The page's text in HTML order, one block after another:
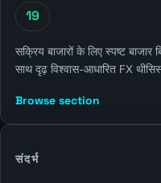
19
सक्रिय बाजारों के लिए स्पष्ट बाजार
साथ दृढ़ विश्वास-आधारित FX
Browse section
संदर्भ